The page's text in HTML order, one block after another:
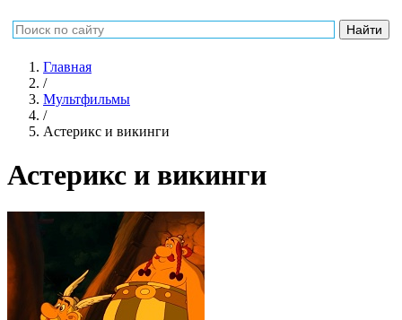
Главная
/
Мультфильмы
/
Астерикс и викинги
Астерикс и викинги